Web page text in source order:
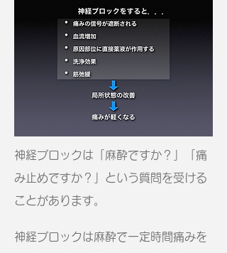
神経ブロックは「麻酔ですか？」「痛
み止めですか？」という質問を受ける
ことがあります。
神経ブロックは麻酔で一定時間痛みを